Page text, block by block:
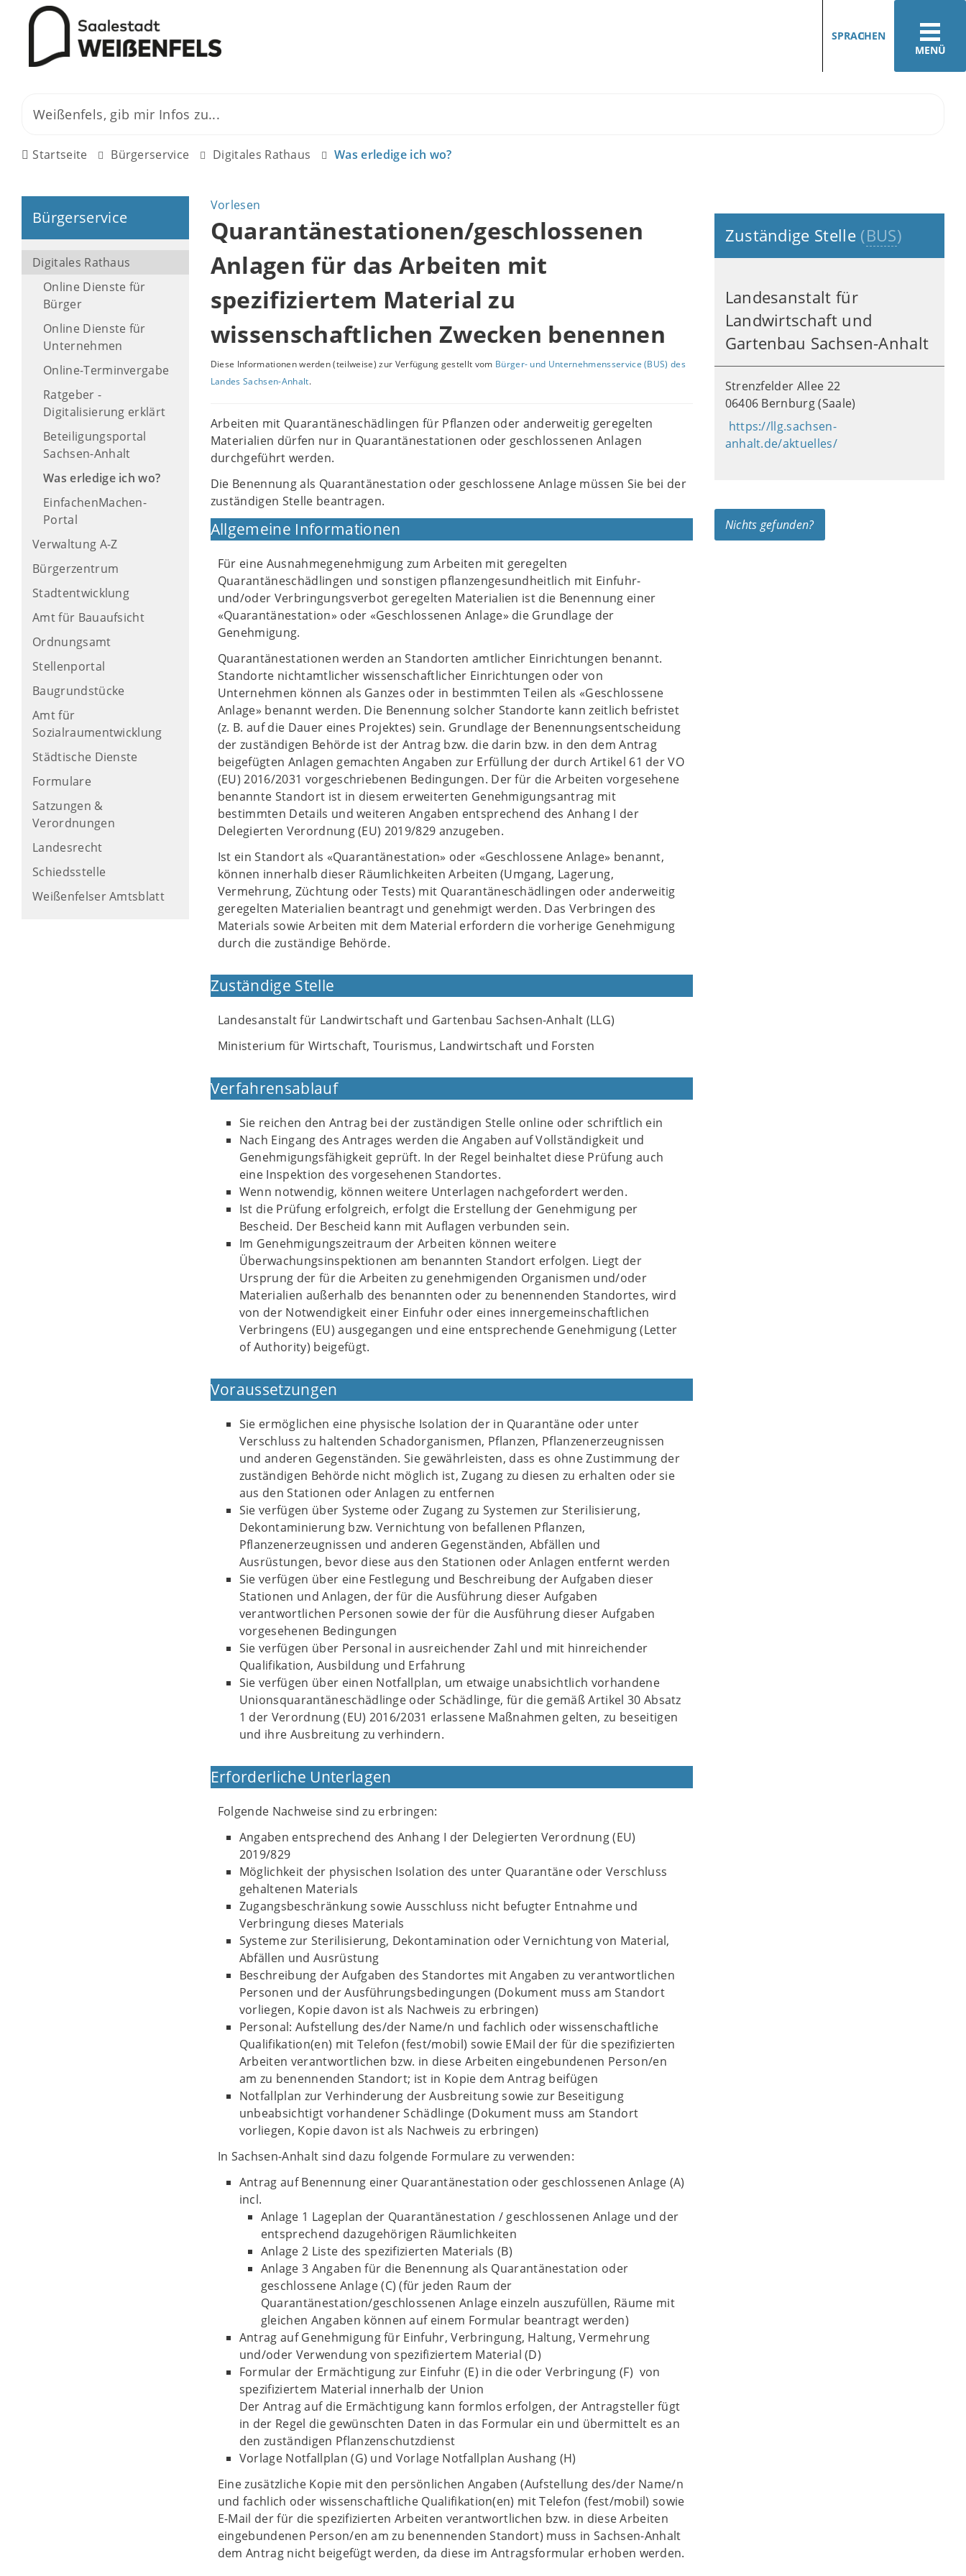
MENÜ
SPRACHEN
Startseite Bürgerservice Digitales Rathaus Was erledige ich wo?
Bürgerservice
Digitales Rathaus
Online Dienste für
Bürger
Online Dienste für
Unternehmen
Online-Terminvergabe
Ratgeber -
Digitalisierung erklärt
Beteiligungsportal
Sachsen-Anhalt
Was erledige ich wo?
EinfachenMachen-
Portal
Verwaltung A-Z
Bürgerzentrum
Stadtentwicklung
Amt für Bauaufsicht
Ordnungsamt
Stellenportal
Baugrundstücke
Amt für
Sozialraumentwicklung
Städtische Dienste
Formulare
Satzungen &
Verordnungen
Landesrecht
Schiedsstelle
Weißenfelser Amtsblatt
Vorlesen
Quarantänestationen/geschlossenen
Anlagen für das Arbeiten mit
spezifiziertem Material zu
wissenschaftlichen Zwecken benennen
Diese Informationen werden (teilweise) zur Verfügung gestellt vom Bürger- und Unternehmensservice (BUS) des
Landes Sachsen-Anhalt.
Arbeiten mit Quarantäneschädlingen für Pflanzen oder anderweitig geregelten
Materialien dürfen nur in Quarantänestationen oder geschlossenen Anlagen
durchgeführt werden.
Die Benennung als Quarantänestation oder geschlossene Anlage müssen Sie bei der
zuständigen Stelle beantragen.
Allgemeine Informationen
Für eine Ausnahmegenehmigung zum Arbeiten mit geregelten
Quarantäneschädlingen und sonstigen pflanzengesundheitlich mit Einfuhr-
und/oder Verbringungsverbot geregelten Materialien ist die Benennung einer
«Quarantänestation» oder «Geschlossenen Anlage» die Grundlage der
Genehmigung.
Quarantänestationen werden an Standorten amtlicher Einrichtungen benannt.
Standorte nichtamtlicher wissenschaftlicher Einrichtungen oder von
Unternehmen können als Ganzes oder in bestimmten Teilen als «Geschlossene
Anlage» benannt werden. Die Benennung solcher Standorte kann zeitlich befristet
(z. B. auf die Dauer eines Projektes) sein. Grundlage der Benennungsentscheidung
der zuständigen Behörde ist der Antrag bzw. die darin bzw. in den dem Antrag
beigefügten Anlagen gemachten Angaben zur Erfüllung der durch Artikel 61 der VO
(EU) 2016/2031 vorgeschriebenen Bedingungen. Der für die Arbeiten vorgesehene
benannte Standort ist in diesem erweiterten Genehmigungsantrag mit
bestimmten Details und weiteren Angaben entsprechend des Anhang I der
Delegierten Verordnung (EU) 2019/829 anzugeben.
Ist ein Standort als «Quarantänestation» oder «Geschlossene Anlage» benannt,
können innerhalb dieser Räumlichkeiten Arbeiten (Umgang, Lagerung,
Vermehrung, Züchtung oder Tests) mit Quarantäneschädlingen oder anderweitig
geregelten Materialien beantragt und genehmigt werden. Das Verbringen des
Materials sowie Arbeiten mit dem Material erfordern die vorherige Genehmigung
durch die zuständige Behörde.
Zuständige Stelle
Landesanstalt für Landwirtschaft und Gartenbau Sachsen-Anhalt (LLG)
Ministerium für Wirtschaft, Tourismus, Landwirtschaft und Forsten
Verfahrensablauf
Sie reichen den Antrag bei der zuständigen Stelle online oder schriftlich ein
Nach Eingang des Antrages werden die Angaben auf Vollständigkeit und
Genehmigungsfähigkeit geprüft. In der Regel beinhaltet diese Prüfung auch
eine Inspektion des vorgesehenen Standortes.
Wenn notwendig, können weitere Unterlagen nachgefordert werden.
Ist die Prüfung erfolgreich, erfolgt die Erstellung der Genehmigung per
Bescheid. Der Bescheid kann mit Auflagen verbunden sein.
Im Genehmigungszeitraum der Arbeiten können weitere
Überwachungsinspektionen am benannten Standort erfolgen. Liegt der
Ursprung der für die Arbeiten zu genehmigenden Organismen und/oder
Materialien außerhalb des benannten oder zu benennenden Standortes, wird
von der Notwendigkeit einer Einfuhr oder eines innergemeinschaftlichen
Verbringens (EU) ausgegangen und eine entsprechende Genehmigung (Letter
of Authority) beigefügt.
Voraussetzungen
Sie ermöglichen eine physische Isolation der in Quarantäne oder unter
Verschluss zu haltenden Schadorganismen, Pflanzen, Pflanzenerzeugnissen
und anderen Gegenständen. Sie gewährleisten, dass es ohne Zustimmung der
zuständigen Behörde nicht möglich ist, Zugang zu diesen zu erhalten oder sie
aus den Stationen oder Anlagen zu entfernen
Sie verfügen über Systeme oder Zugang zu Systemen zur Sterilisierung,
Dekontaminierung bzw. Vernichtung von befallenen Pflanzen,
Pflanzenerzeugnissen und anderen Gegenständen, Abfällen und
Ausrüstungen, bevor diese aus den Stationen oder Anlagen entfernt werden
Sie verfügen über eine Festlegung und Beschreibung der Aufgaben dieser
Stationen und Anlagen, der für die Ausführung dieser Aufgaben
verantwortlichen Personen sowie der für die Ausführung dieser Aufgaben
vorgesehenen Bedingungen
Sie verfügen über Personal in ausreichender Zahl und mit hinreichender
Qualifikation, Ausbildung und Erfahrung
Sie verfügen über einen Notfallplan, um etwaige unabsichtlich vorhandene
Unionsquarantäneschädlinge oder Schädlinge, für die gemäß Artikel 30 Absatz
1 der Verordnung (EU) 2016/2031 erlassene Maßnahmen gelten, zu beseitigen
und ihre Ausbreitung zu verhindern.
Erforderliche Unterlagen
Folgende Nachweise sind zu erbringen:
Angaben entsprechend des Anhang I der Delegierten Verordnung (EU)
2019/829
Möglichkeit der physischen Isolation des unter Quarantäne oder Verschluss
gehaltenen Materials
Zugangsbeschränkung sowie Ausschluss nicht befugter Entnahme und
Verbringung dieses Materials
Systeme zur Sterilisierung, Dekontamination oder Vernichtung von Material,
Abfällen und Ausrüstung
Beschreibung der Aufgaben des Standortes mit Angaben zu verantwortlichen
Personen und der Ausführungsbedingungen (Dokument muss am Standort
vorliegen, Kopie davon ist als Nachweis zu erbringen)
Personal: Aufstellung des/der Name/n und fachlich oder wissenschaftliche
Qualifikation(en) mit Telefon (fest/mobil) sowie EMail der für die spezifizierten
Arbeiten verantwortlichen bzw. in diese Arbeiten eingebundenen Person/en
am zu benennenden Standort; ist in Kopie dem Antrag beifügen
Notfallplan zur Verhinderung der Ausbreitung sowie zur Beseitigung
unbeabsichtigt vorhandener Schädlinge (Dokument muss am Standort
vorliegen, Kopie davon ist als Nachweis zu erbringen)
In Sachsen-Anhalt sind dazu folgende Formulare zu verwenden:
Antrag auf Benennung einer Quarantänestation oder geschlossenen Anlage (A)
incl.
Anlage 1 Lageplan der Quarantänestation / geschlossenen Anlage und der
entsprechend dazugehörigen Räumlichkeiten
Anlage 2 Liste des spezifizierten Materials (B)
Anlage 3 Angaben für die Benennung als Quarantänestation oder
geschlossene Anlage (C) (für jeden Raum der
Quarantänestation/geschlossenen Anlage einzeln auszufüllen, Räume mit
gleichen Angaben können auf einem Formular beantragt werden)
Antrag auf Genehmigung für Einfuhr, Verbringung, Haltung, Vermehrung
und/oder Verwendung von spezifiziertem Material (D)
Formular der Ermächtigung zur Einfuhr (E) in die oder Verbringung (F) von
spezifiziertem Material innerhalb der Union
Der Antrag auf die Ermächtigung kann formlos erfolgen, der Antragsteller fügt
in der Regel die gewünschten Daten in das Formular ein und übermittelt es an
den zuständigen Pflanzenschutzdienst
Vorlage Notfallplan (G) und Vorlage Notfallplan Aushang (H)
Eine zusätzliche Kopie mit den persönlichen Angaben (Aufstellung des/der Name/n
und fachlich oder wissenschaftliche Qualifikation(en) mit Telefon (fest/mobil) sowie
E-Mail der für die spezifizierten Arbeiten verantwortlichen bzw. in diese Arbeiten
eingebundenen Person/en am zu benennenden Standort) muss in Sachsen-Anhalt
dem Antrag nicht beigefügt werden, da diese im Antragsformular erhoben werden.
Zuständige Stelle (BUS)
Landesanstalt für
Landwirtschaft und
Gartenbau Sachsen-Anhalt
Strenzfelder Allee 22
06406 Bernburg (Saale)
https://llg.sachsen-
anhalt.de/aktuelles/
Nichts gefunden?